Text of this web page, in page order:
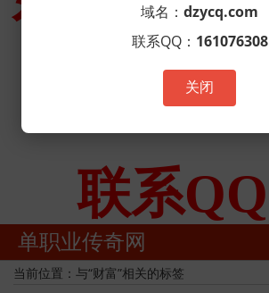
单职业传奇网
当前位置：与“财富”相关的标签
域名： dzycq.com
联系QQ： 161076308
关闭